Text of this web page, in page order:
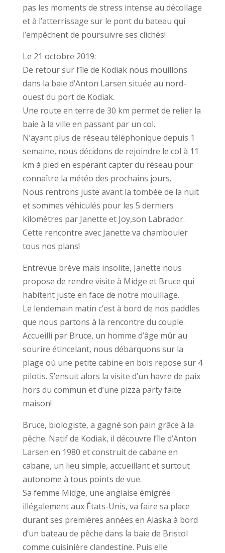
pas les moments de stress intense au décollage
et à l’atterrissage sur le pont du bateau qui
l’empêchent de poursuivre ses clichés!
Le 21 octobre 2019:
De retour sur l’île de Kodiak nous mouillons
dans la baie d’Anton Larsen située au nord-
ouest du port de Kodiak.
Une route en terre de 30 km permet de relier la
baie à la ville en passant par un col.
N’ayant plus de réseau téléphonique depuis 1
semaine, nous décidons de rejoindre le col à 11
km à pied en espérant capter du réseau pour
connaître la météo des prochains jours.
Nous rentrons juste avant la tombée de la nuit
et sommes véhiculés pour les 5 derniers
kilomètres par Janette et Joy,son Labrador.
Cette rencontre avec Janette va chambouler
tous nos plans!
Entrevue brève mais insolite, Janette nous
propose de rendre visite à Midge et Bruce qui
habitent juste en face de notre mouillage.
Le lendemain matin c’est à bord de nos paddles
que nous partons à la rencontre du couple.
Accueilli par Bruce, un homme d’âge mûr au
sourire étincelant, nous débarquons sur la
plage où une petite cabine en bois repose sur 4
pilotis. S’ensuit alors la visite d’un havre de paix
hors du commun et d’une pizza party faite
maison!
Bruce, biologiste, a gagné son pain grâce à la
pêche. Natif de Kodiak, il découvre l’île d’Anton
Larsen en 1980 et construit de cabane en
cabane, un lieu simple, accueillant et surtout
autonome à tous points de vue.
Sa femme Midge, une anglaise émigrée
illégalement aux États-Unis, va faire sa place
durant ses premières années en Alaska à bord
d’un bateau de pêche dans la baie de Bristol
comme cuisinière clandestine. Puis elle